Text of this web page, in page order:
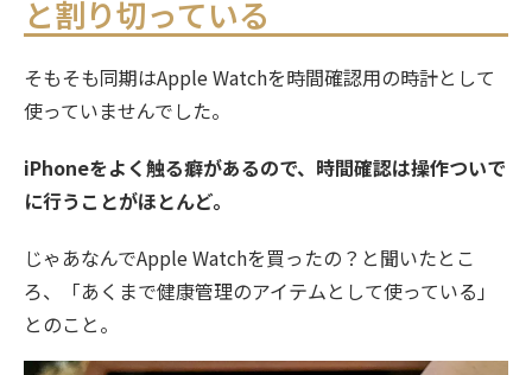
と割り切っている
そもそも同期はApple Watchを時間確認用の時計として
使っていませんでした。
iPhoneをよく触る癖があるので、時間確認は操作ついで
に行うことがほとんど。
じゃあなんでApple Watchを買ったの？と聞いたとこ
ろ、「あくまで健康管理のアイテムとして使っている」
とのこと。